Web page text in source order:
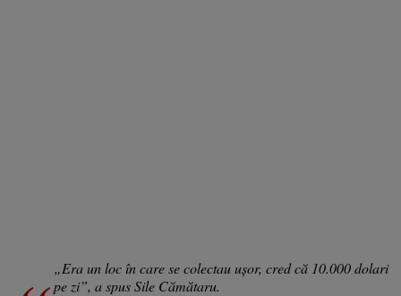
„Era un loc în care se colectau ușor, cred că 10.000 dolari
pe zi”, a spus Sile Cămătaru.